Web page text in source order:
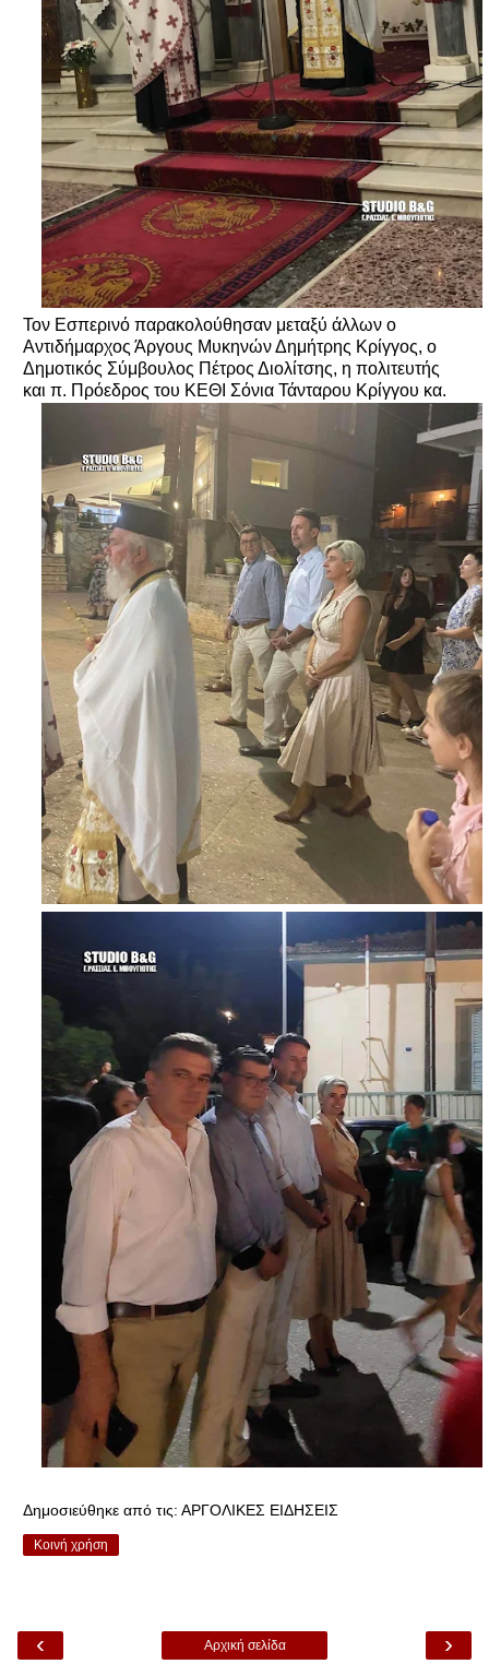
Τον Εσπερινό παρακολούθησαν μεταξύ άλλων ο
Αντιδήμαρχος Άργους Μυκηνών Δημήτρης Κρίγγος, ο
Δημοτικός Σύμβουλος Πέτρος Διολίτσης, η πολιτευτής
και π. Πρόεδρος του ΚΕΘΙ Σόνια Τάνταρου Κρίγγου κα.
Δημοσιεύθηκε από τις: ΑΡΓΟΛΙΚΕΣ ΕΙΔΗΣΕΙΣ
Κοινή χρήση
‹ ›
Αρχική σελίδα